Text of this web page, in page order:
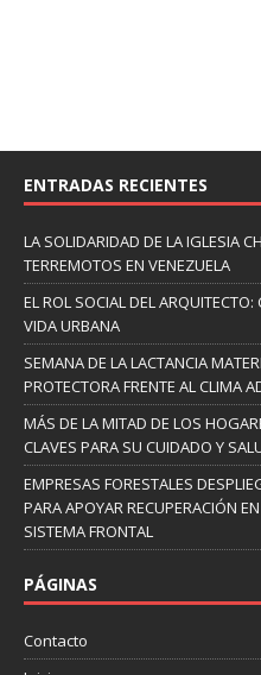
ENTRADAS RECIENTES
LA SOLIDARIDAD DE LA IGLESIA
TERREMOTOS EN VENEZUELA
EL ROL SOCIAL DEL
VIDA URBANA
SEMANA DE LA LACTANCIA
PROTECTORA FRENTE AL CLIMA
MÁS DE LA MITAD DE LOS
CLAVES PARA SU CUIDADO Y
EMPRESAS FORESTALES
PARA APOYAR RECUPERACIÓN
SISTEMA FRONTAL
PÁGINAS
Contacto